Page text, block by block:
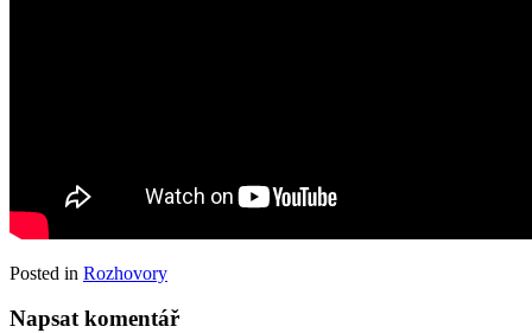
Posted in Rozhovory
Napsat komentář